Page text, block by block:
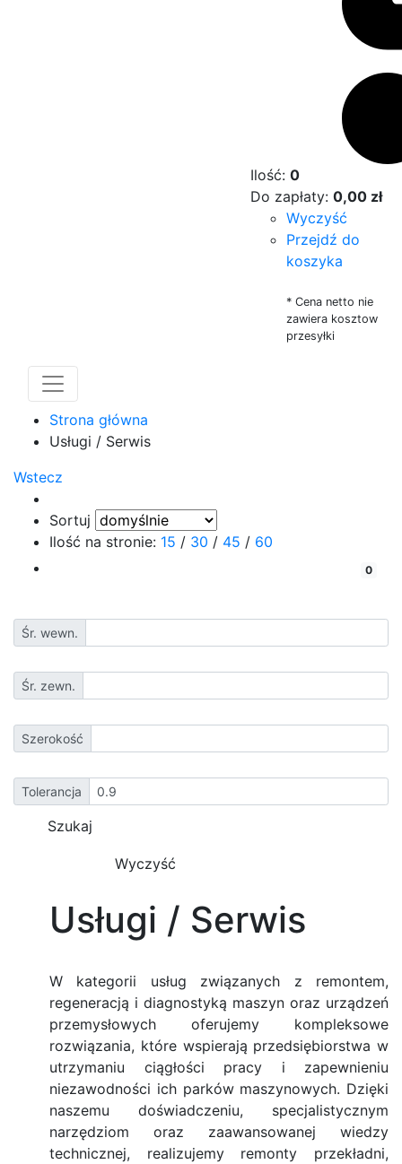
Ilość: 0
Do zapłaty: 0,00 zł
Wyczyść
Przejdź do
koszyka
* Cena netto nie
zawiera kosztow
przesyłki
Strona główna
Usługi / Serwis
Wstecz
Sortuj
Ilość na stronie: 15 / 30 / 45 / 60
0
Śr. wewn.
Śr. zewn.
Szerokość
Tolerancja
Usługi / Serwis
W kategorii usług związanych z remontem,
regeneracją i diagnostyką maszyn oraz urządzeń
przemysłowych oferujemy kompleksowe
rozwiązania, które wspierają przedsiębiorstwa w
utrzymaniu ciągłości pracy i zapewnieniu
niezawodności ich parków maszynowych. Dzięki
naszemu doświadczeniu, specjalistycznym
narzędziom oraz zaawansowanej wiedzy
technicznej, realizujemy remonty przekładni,